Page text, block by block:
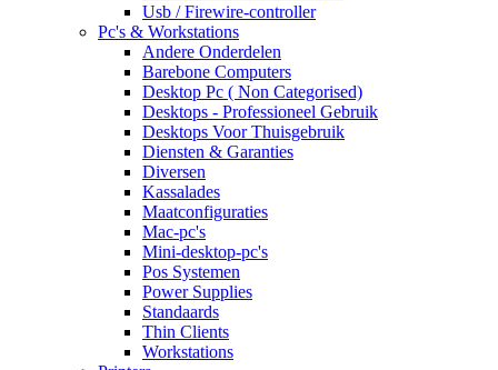
Usb / Firewire-controller
Pc's & Workstations
Andere Onderdelen
Barebone Computers
Desktop Pc ( Non Categorised)
Desktops - Professioneel Gebruik
Desktops Voor Thuisgebruik
Diensten & Garanties
Diversen
Kassalades
Maatconfiguraties
Mac-pc's
Mini-desktop-pc's
Pos Systemen
Power Supplies
Standaards
Thin Clients
Workstations